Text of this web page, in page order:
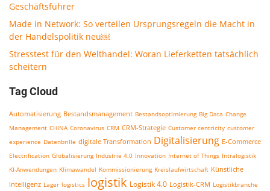
Geschäftsführer
Made in Network: So verteilen Ursprungsregeln die Macht in
der Handelspolitik neu￼
Stresstest für den Welthandel: Woran Lieferketten tatsächlich
scheitern
Tag Cloud
Automatisierung Bestandsmanagement Bestandsoptimierung Big Data Change
Management CHINA Coronavirus CRM CRM-Strategie Customer centricity customer
experience Datenbrille digitale Transformation Digitalisierung E-Commerce
Electrification Globalisierung Industrie 4.0 Innovation Internet of Things Intralogistik
KI-Anwendungen Klimawandel Kommissionierung Kreislaufwirtschaft Künstliche
Intelligenz Lager logistics logistik Logistik 4.0 Logistik-CRM Logistikbranche